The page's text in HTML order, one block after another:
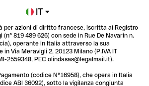
IT
per azioni di diritto francese, iscritta al Registro
(n° 819 489 626) con sede in Rue De Navarin n.
operante in Italia attraverso la sua
in Via Meravigli 2, 20123 Milano (P.IVA IT
2559348, PEC olindasas@legalmail.it).
(codice N°16958), che opera in Italia
ABI 36092), sotto la vigilanza congiunta